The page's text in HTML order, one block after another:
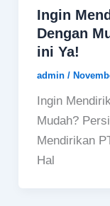
Ingin
Dengan
ini Ya!
admin /
Ingin
Mudah?
Mendirikan
Hal